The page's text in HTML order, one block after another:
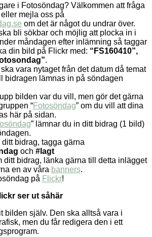
i Fotosöndag? Välkommen att fråga
eller mejla oss på
om det är något du undrar över.
bli sökbar och möjlig att plocka in i
måndagen efter inlämning så taggar
din bild på Flickr med: “FS160410”,
.
vara nytaget från det datum då temat
bidragen lämnas in på söndagen
bilden var du vill, men gör det gärna
“Fotosöndag” om du vill att dina
här på sidan.
” lämnar du in ditt bidrag (1 bild)
bidrag, tagga gärna
och #lagt
ditt bidrag, länka gärna till detta inlägget
en av våra banners.
på Flickr!
ser ut såhär
bilden själv. Den ska alltså vara i
men du får redigera den i ett